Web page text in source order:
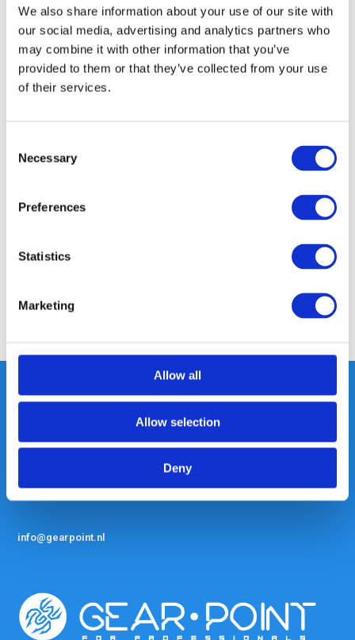
We also share information about your use of our site with
our social media, advertising and analytics partners who
may combine it with other information that you’ve
provided to them or that they’ve collected from your use
of their services.
Selection
Necessary
Preferences
Statistics
Marketing
Allow all
Allow selection
Deny
Modular backpack conceived as
a camera and docum...
Bekijken
contact met ons op.
Out of the box met klanten meedenken
is onze kracht.
info@gearpoint.nl